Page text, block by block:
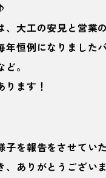
大工の安見と営業
年恒例になりました
。
ます！
を報告をさせてい
、ありがとうござい